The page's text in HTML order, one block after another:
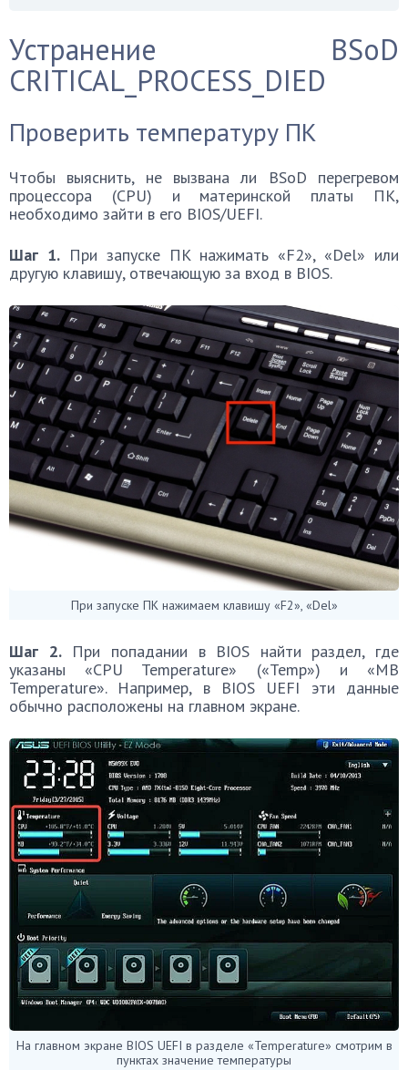
Устранение BSoD
CRITICAL_PROCESS_DIED
Проверить температуру ПК
Чтобы выяснить, не вызвана ли BSoD перегревом
процессора (CPU) и материнской платы ПК,
необходимо зайти в его BIOS/UEFI.
Шаг 1.При запуске ПК нажимать «F2», «Del» или
другую клавишу, отвечающую за вход в BIOS.
При запуске ПК нажимаем клавишу «F2», «Del»
Шаг 2.При попадании в BIOS найти раздел, где
указаны «CPU Temperature» («Temp») и «MB
Temperature». Например, в BIOS UEFI эти данные
обычно расположены на главном экране.
На главном экране BIOS UEFI в разделе «Temperature» смотрим в
пунктах значение температуры